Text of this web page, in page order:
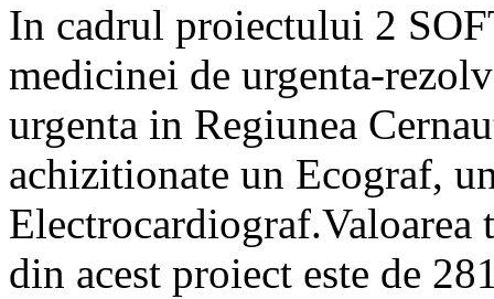
In cadrul proiectului 2
medicinei de urgenta-
urgenta in Regiunea
achizitionate un Ecograf,
Electrocardiograf.Valoarea
din acest proiect este de